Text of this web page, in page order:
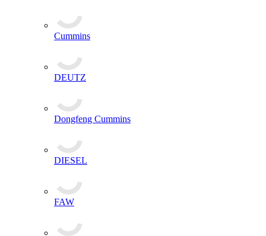
Cummins
DEUTZ
Dongfeng Cummins
DIESEL
FAW